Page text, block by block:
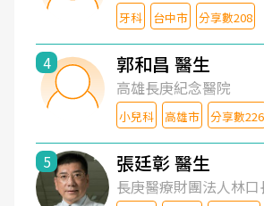
牙科 台中市 分享數208
4 郭和昌 醫生
高雄長庚紀念醫院
小兒科 高雄市 分享數226
5 張廷彰 醫生
長庚醫療財團法人林